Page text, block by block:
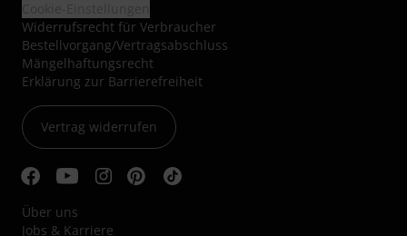
Widerrufsrecht für Verbraucher
Bestellvorgang/Vertragsabschluss
Mängelhaftungsrecht
Erklärung zur Barrierefreiheit
Vertrag widerrufen
Über uns
Jobs & Karriere